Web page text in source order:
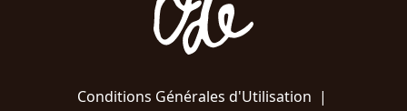
Conditions Générales d'Utilisation |